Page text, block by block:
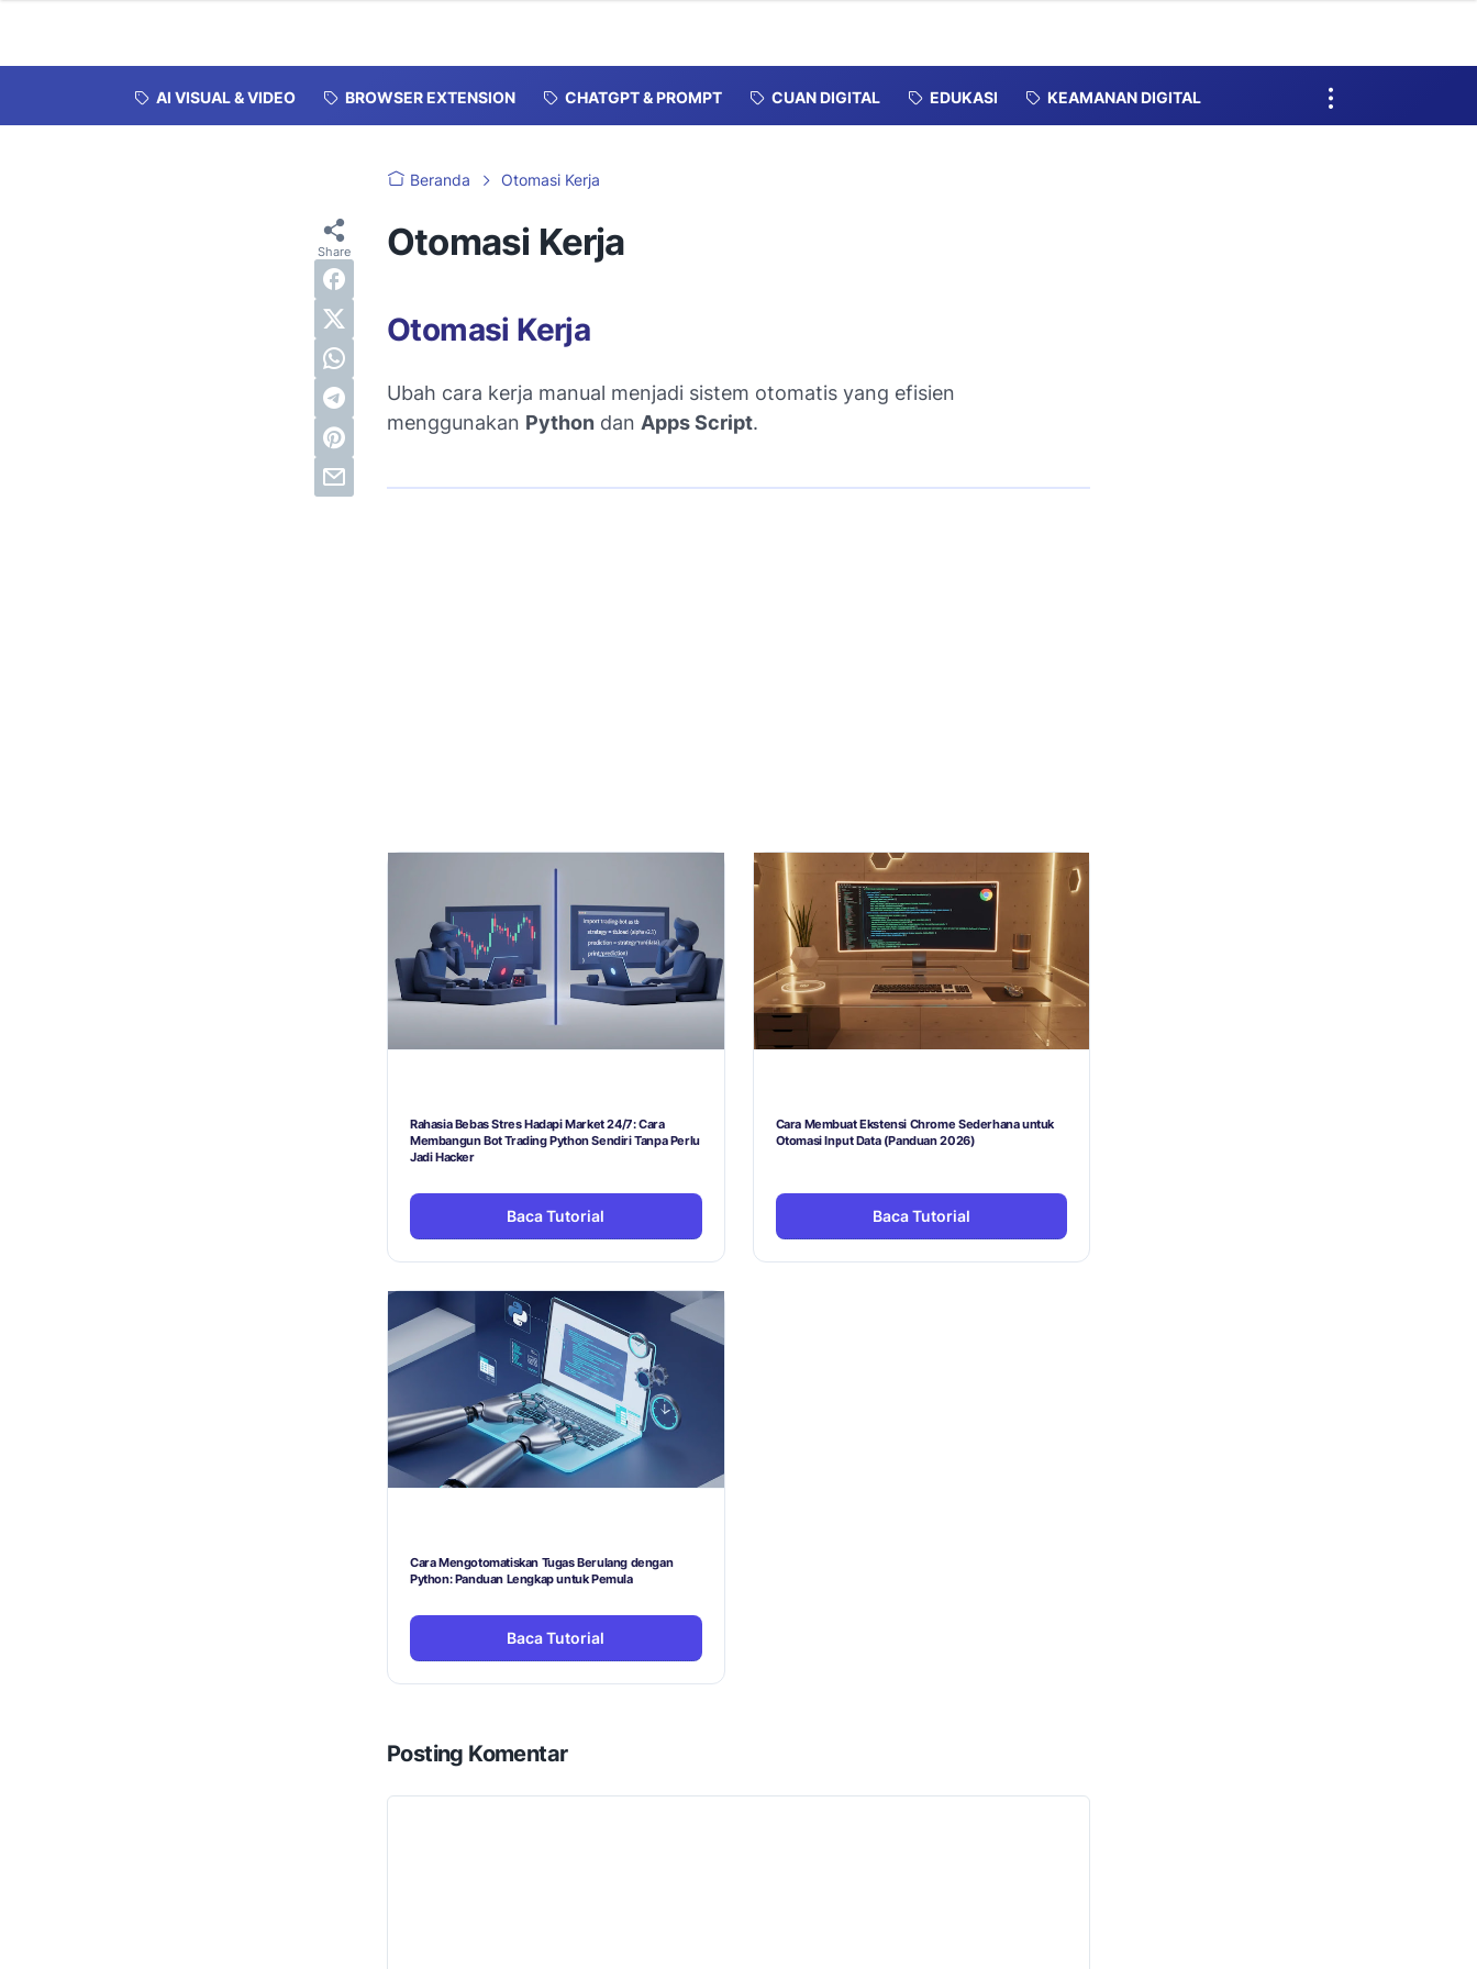
AI VISUAL & VIDEO BROWSER EXTENSION CHATGPT & PROMPT CUAN DIGITAL EDUKASI KEAMANAN DIGITAL
Beranda Otomasi Kerja
Otomasi Kerja
Otomasi Kerja
Ubah cara kerja manual menjadi sistem otomatis yang efisien
menggunakan Python dan Apps Script.
Rahasia Bebas Stres Hadapi Market 24/7: Cara
Membangun Bot Trading Python Sendiri Tanpa Perlu
Jadi Hacker
Baca Tutorial
Cara Membuat Ekstensi Chrome Sederhana untuk
Otomasi Input Data (Panduan 2026)
Baca Tutorial
Cara Mengotomatiskan Tugas Berulang dengan
Python: Panduan Lengkap untuk Pemula
Baca Tutorial
Posting Komentar